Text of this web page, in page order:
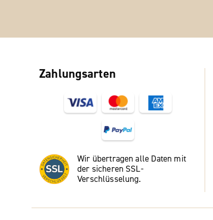
Zahlungsarten
Wir übertragen alle Daten mit
der sicheren SSL-
Verschlüsselung.